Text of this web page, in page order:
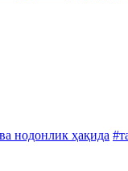
нодонлик ҳақида